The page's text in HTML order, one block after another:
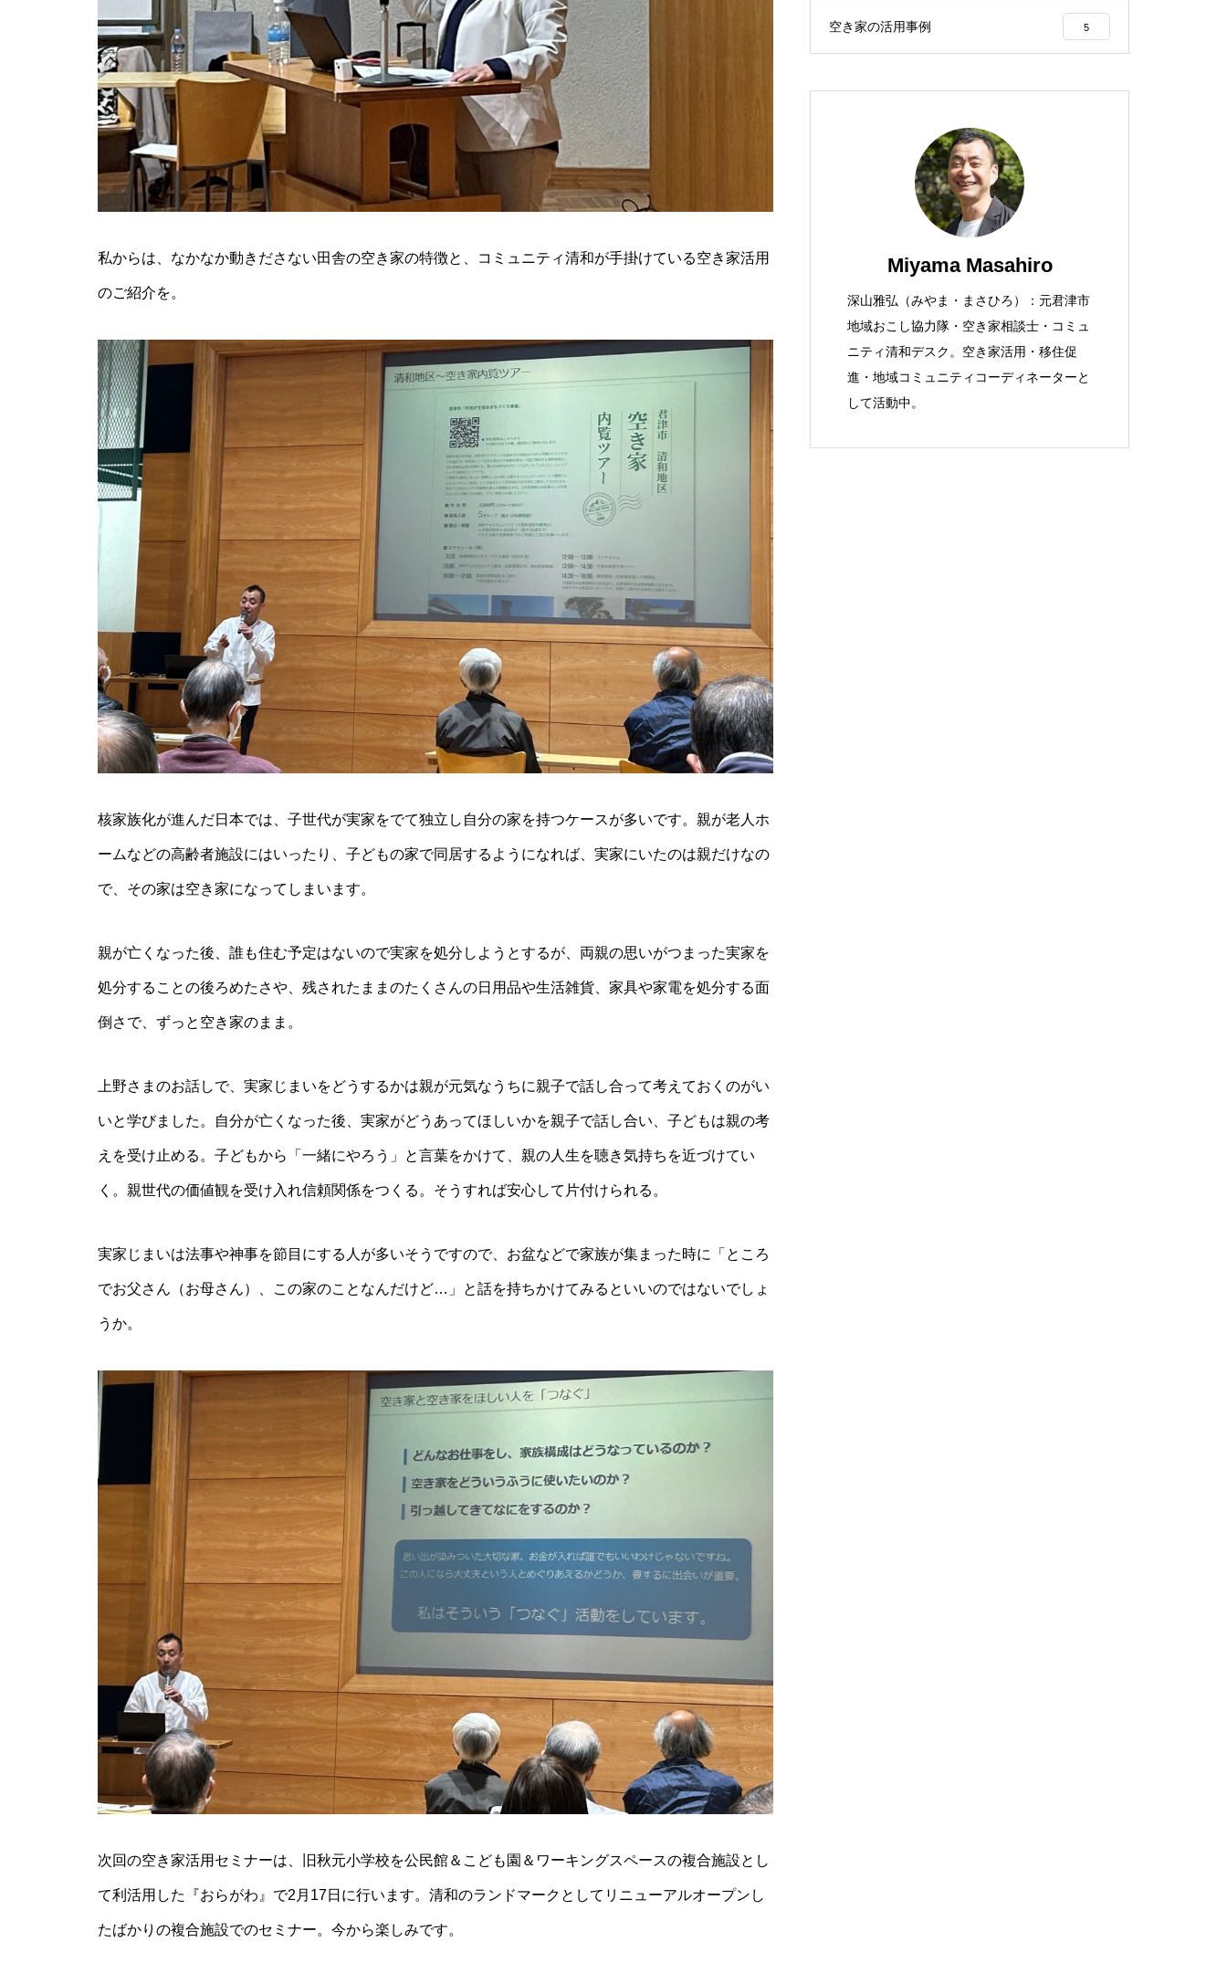
私からは、なかなか動きださない田舎の空き家の特徴と、コミュニティ清和が手掛けている空き家活用
のご紹介を。
核家族化が進んだ日本では、子世代が実家をでて独立し自分の家を持つケースが多いです。親が老人ホ
ームなどの高齢者施設にはいったり、子どもの家で同居するようになれば、実家にいたのは親だけなの
で、その家は空き家になってしまいます。
親が亡くなった後、誰も住む予定はないので実家を処分しようとするが、両親の思いがつまった実家を
処分することの後ろめたさや、残されたままのたくさんの日用品や生活雑貨、家具や家電を処分する面
倒さで、ずっと空き家のまま。
上野さまのお話しで、実家じまいをどうするかは親が元気なうちに親子で話し合って考えておくのがい
いと学びました。自分が亡くなった後、実家がどうあってほしいかを親子で話し合い、子どもは親の考
えを受け止める。子どもから「一緒にやろう」と言葉をかけて、親の人生を聴き気持ちを近づけてい
く。親世代の価値観を受け入れ信頼関係をつくる。そうすれば安心して片付けられる。
実家じまいは法事や神事を節目にする人が多いそうですので、お盆などで家族が集まった時に「ところ
でお父さん（お母さん）、この家のことなんだけど…」と話を持ちかけてみるといいのではないでしょ
うか。
次回の空き家活用セミナーは、旧秋元小学校を公民館＆こども園＆ワーキングスペースの複合施設とし
て利活用した『おらがわ』で2月17日に行います。清和のランドマークとしてリニューアルオープンし
たばかりの複合施設でのセミナー。今から楽しみです。
空き家の活用事例 5
Miyama Masahiro
深山雅弘（みやま・まさひろ）：元君津市
地域おこし協力隊・空き家相談士・コミュ
ニティ清和デスク。空き家活用・移住促
進・地域コミュニティコーディネーターと
して活動中。